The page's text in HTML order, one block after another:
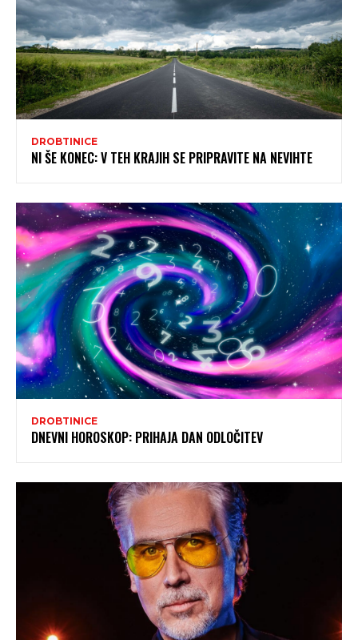
DROBTINICE
NI ŠE KONEC: V TEH KRAJIH SE PRIPRAVITE NA NEVIHTE
DROBTINICE
DNEVNI HOROSKOP: PRIHAJA DAN ODLOČITEV